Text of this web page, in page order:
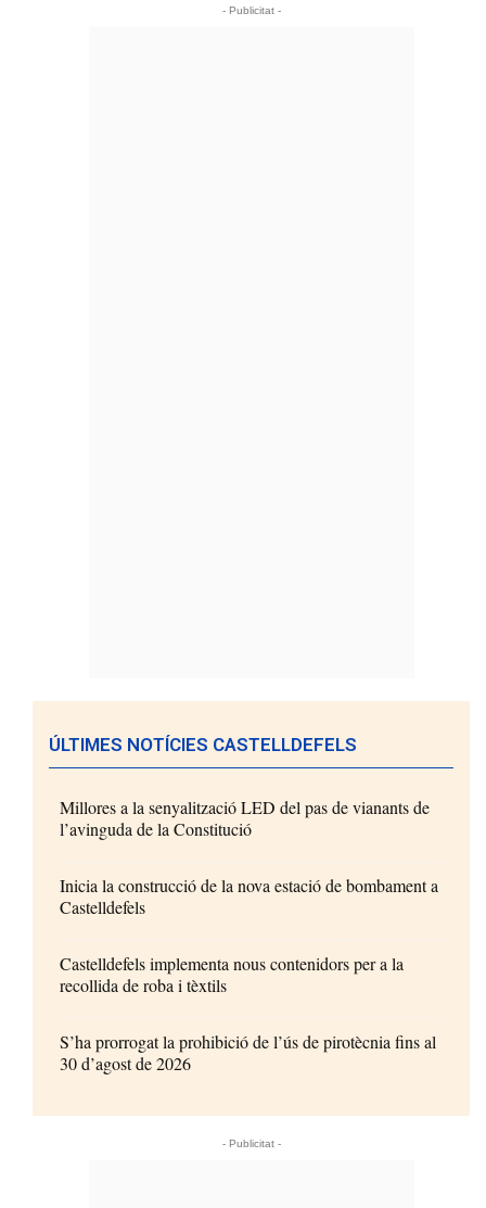
- Publicitat -
ÚLTIMES NOTÍCIES CASTELLDEFELS
Millores a la senyalització LED del pas de vianants de
l’avinguda de la Constitució
Inicia la construcció de la nova estació de bombament a
Castelldefels
Castelldefels implementa nous contenidors per a la
recollida de roba i tèxtils
S’ha prorrogat la prohibició de l’ús de pirotècnia fins al
30 d’agost de 2026
- Publicitat -